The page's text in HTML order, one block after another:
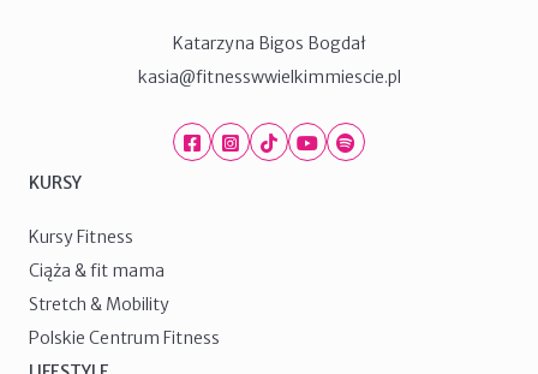
Katarzyna Bigos Bogdał
kasia@fitnesswwielkimmiescie.pl
Facebook
Instagram
TikTokYoutubeSpotify
KURSY
Kursy Fitness
Ciąża & fit mama
Stretch & Mobility
Polskie Centrum Fitness